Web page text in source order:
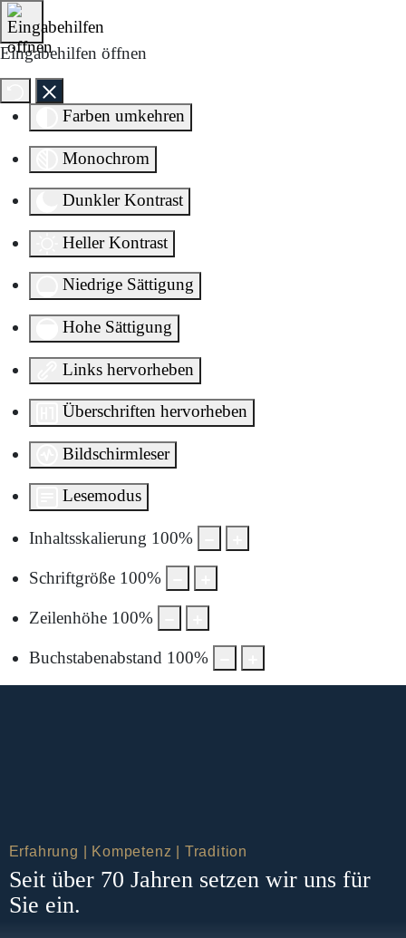
Eingabehilfen öffnen
Farben umkehren
Monochrom
Dunkler Kontrast
Heller Kontrast
Niedrige Sättigung
Hohe Sättigung
Links hervorheben
Überschriften hervorheben
Bildschirmleser
Lesemodus
Inhaltsskalierung 100%
Schriftgröße 100%
Zeilenhöhe 100%
Buchstabenabstand 100%
Direkt zum Inhalt springen
Erfahrung | Kompetenz | Tradition
Seit über 70 Jahren setzen wir uns für
Sie ein.